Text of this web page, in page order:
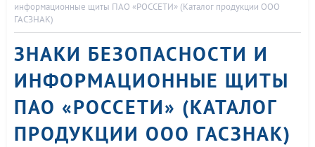
информационные щиты ПАО «РОССЕТИ» (Каталог продукции ООО
ГАСЗНАК)
ЗНАКИ БЕЗОПАСНОСТИ И
ИНФОРМАЦИОННЫЕ ЩИТЫ
ПАО «РОССЕТИ» (КАТАЛОГ
ПРОДУКЦИИ ООО ГАСЗНАК)